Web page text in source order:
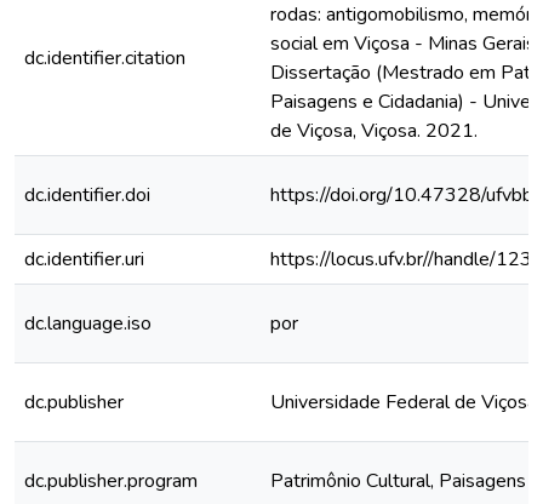
dc.identifier.citation
rodas: antigomobilismo,
social em Viçosa - Minas
Dissertação (Mestrado em
Paisagens e Cidadania) -
de Viçosa, Viçosa. 2021.
dc.identifier.doi https://doi.org/10.47328/
dc.identifier.uri https://locus.ufv.br//handle/
dc.language.iso por
dc.publisher Universidade Federal de Viçosa
dc.publisher.program Patrimônio Cultural, Paisagens